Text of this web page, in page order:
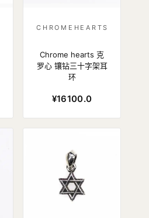
CHROMEHEARTS
Chrome hearts 克
罗心 镶钻三十字架耳
环
¥16100.0